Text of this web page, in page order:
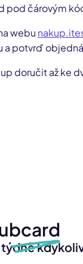
pod čárovým
webu
a potvrď
doručit až ke
týdně